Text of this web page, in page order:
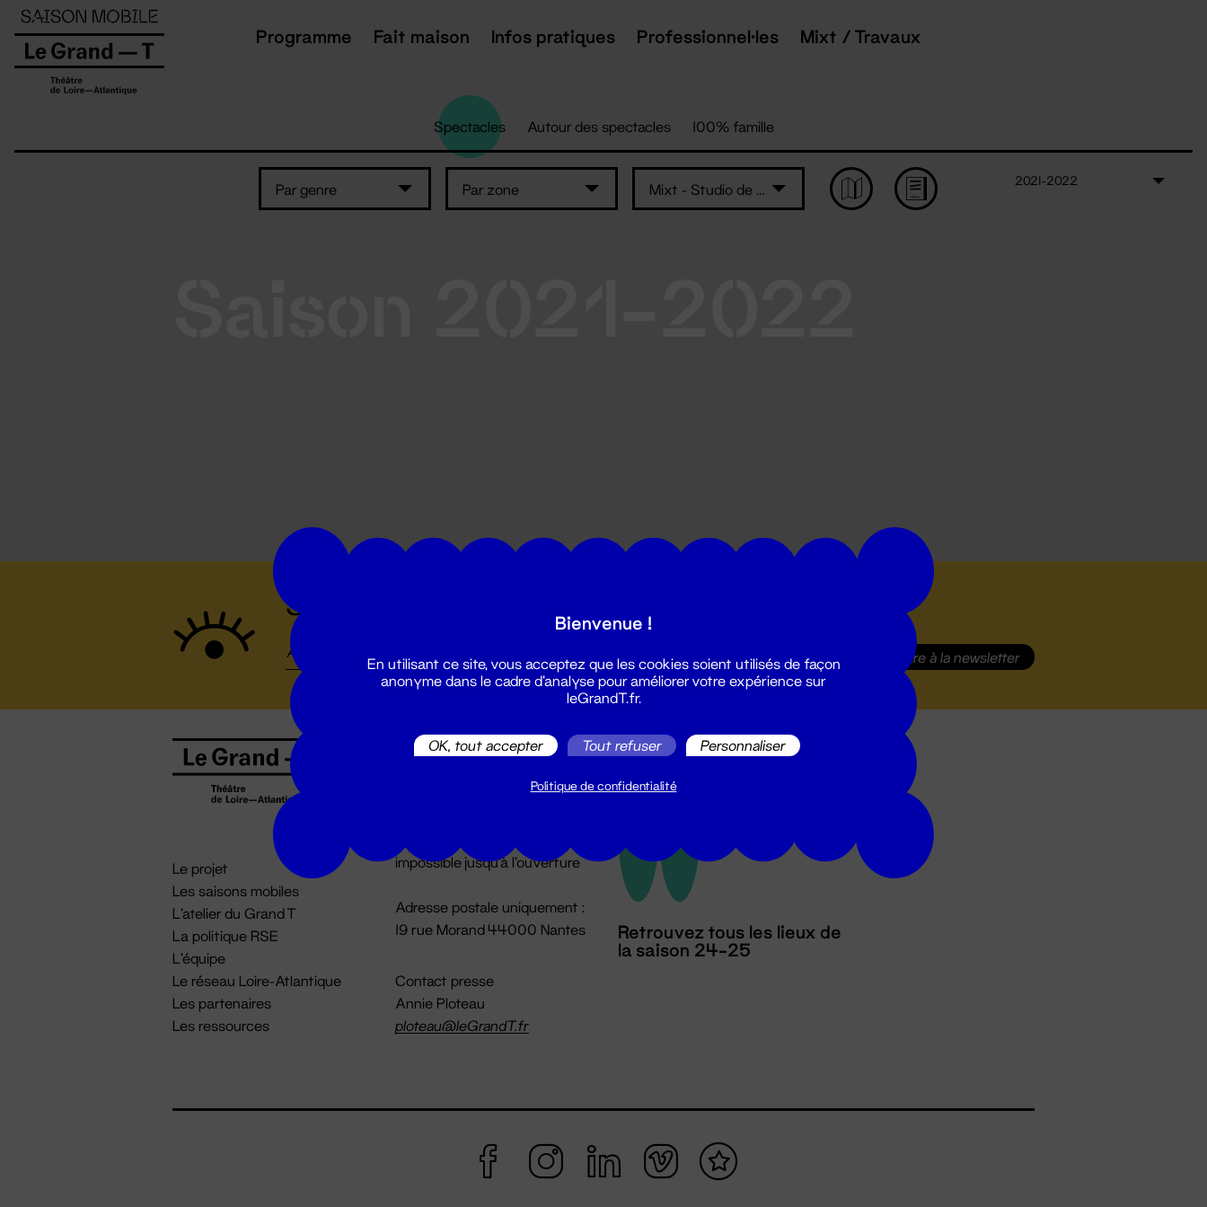
Programme Fait maison Infos pratiques Professionnel·les Mixt / Travaux
Spectacles Autour des spectacles 100% famille
Par genre Par zone Mixt - Studio de danse
2021-2022
Suivez toutes les actualités du Grand T :
S'inscrire à la newsletter
Le projet
Les saisons mobiles
L'atelier du Grand T
La politique RSE
L'équipe
Le réseau Loire-Atlantique
Les partenaires
Les ressources
Billetterie
billetterie@leGrandT.fr
impossible jusqu'à l'ouverture
Adresse postale uniquement :
19 rue Morand 44000 Nantes
Contact presse
Annie Ploteau
ploteau@leGrandT.fr
Retrouvez tous les lieux de
la saison 24-25
Panneau de gestion des cookies
Bienvenue !
En utilisant ce site, vous acceptez que les cookies soient utilisés de façon
anonyme dans le cadre d'analyse pour améliorer votre expérience sur
leGrandT.fr.
OK, tout accepter Tout refuser Personnaliser
Politique de confidentialité